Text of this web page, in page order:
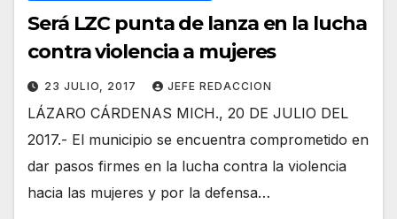
Será LZC punta de lanza en la lucha
contra violencia a mujeres
23 JULIO, 2017 JEFE REDACCION
LÁZARO CÁRDENAS MICH., 20 DE JULIO DEL
2017.- El municipio se encuentra comprometido en
dar pasos firmes en la lucha contra la violencia
hacia las mujeres y por la defensa…